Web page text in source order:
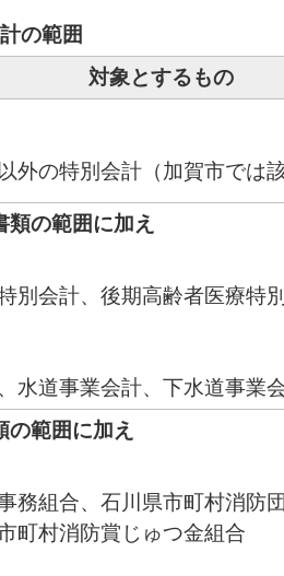
の範囲
対象とするもの
外の特別会計（加賀市では該
の範囲に加え
別会計、後期高齢者医療特
水道事業会計、下水道事業
の範囲に加え
務組合、石川県市町村消防
町村消防賞じゅつ金組合